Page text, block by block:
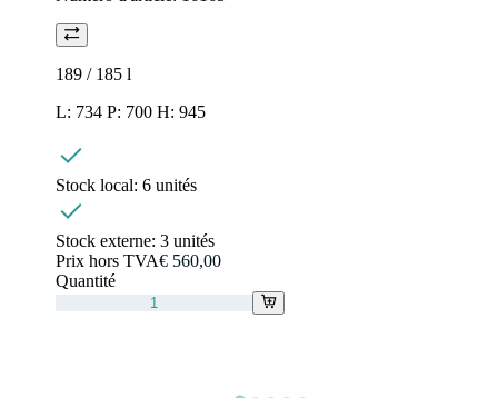
189 / 185 l
L: 734 P: 700 H: 945
Stock local: 6 unités
Stock externe: 3 unités
Prix hors TVA€ 560,00
Quantité